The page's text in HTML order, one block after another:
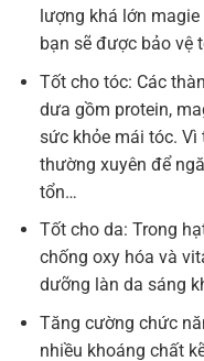
lượng khá lớn
bạn sẽ được bảo vệ
Tốt cho tóc: Các
dưa gồm protein,
sức khỏe mái tóc.
thường xuyên để
tổn…
Tốt cho da: Trong
chống oxy hóa và
dưỡng làn da sáng
Tăng cường chức
nhiều khoáng chất